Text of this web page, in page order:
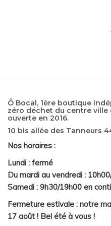
Ô Bocal, 1ère boutique
zéro déchet du centre ville
ouverte en 2016.
10 bis allée des Tanneurs
Nos horaires :
Lundi : fermé
Du mardi au vendredi :
Samedi : 9h30/19h00 en
Fermeture estivale : notre
17 août ! Bel été à vous !